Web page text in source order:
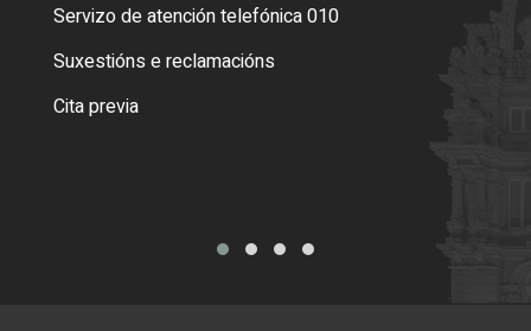
Servizo de atención telefónica 010
Suxestións e reclamacións
Cita previa